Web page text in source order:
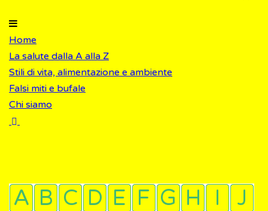
Home
La salute dalla A alla Z
Stili di vita, alimentazione e ambiente
Falsi miti e bufale
Chi siamo